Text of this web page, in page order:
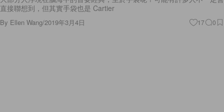
直接聯想到，但其實手袋也是 Cartier
By Ellen Wang/2019年3月4日 17 0